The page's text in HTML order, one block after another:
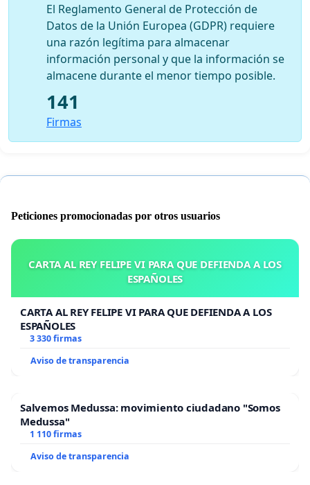
El Reglamento General de Protección de
Datos de la Unión Europea (GDPR) requiere
una razón legítima para almacenar
información personal y que la información se
almacene durante el menor tiempo posible.
141
Firmas
Peticiones promocionadas por otros usuarios
CARTA AL REY FELIPE VI PARA QUE DEFIENDA A LOS
ESPAÑOLES
CARTA AL REY FELIPE VI PARA QUE DEFIENDA A LOS
ESPAÑOLES
3 330 firmas
Aviso de transparencia
Salvemos Medussa: movimiento ciudadano "Somos
Medussa"
1 110 firmas
Aviso de transparencia